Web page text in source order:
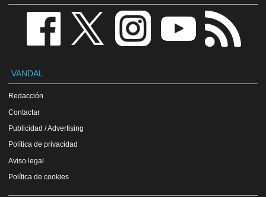
VANDAL
Redacción
Contactar
Publicidad / Advertising
Política de privacidad
Aviso legal
Política de cookies